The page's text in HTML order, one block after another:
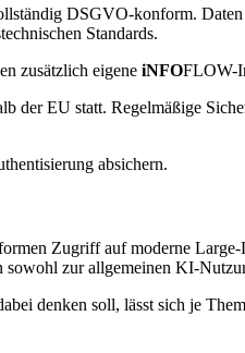
DSGVO-konform.
Standards.
zusätzlich eigene iNFOFLOW-
der EU statt. Regelmäßige
absichern.
Zugriff auf moderne
zur allgemeinen KI-
denken soll, lässt sich je